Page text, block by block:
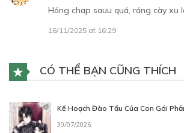
Hóng chap sauu quá, ráng cày xu
16/11/2025 at 16:29
CÓ THỂ BẠN CŨNG THÍCH
Kế Hoạch Đào Tẩu Của Con Gái
30/07/2026